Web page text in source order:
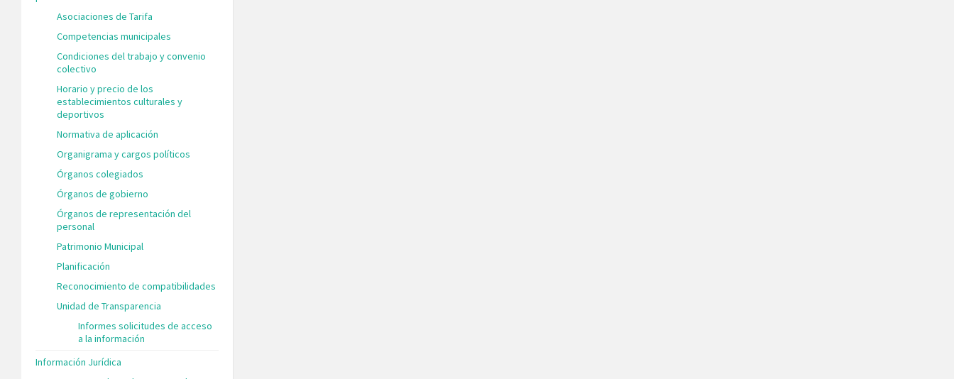
Asociaciones de Tarifa
Competencias municipales
Condiciones del trabajo y convenio
colectivo
Horario y precio de los
establecimientos culturales y
deportivos
Normativa de aplicación
Organigrama y cargos políticos
Órganos colegiados
Órganos de gobierno
Órganos de representación del
personal
Patrimonio Municipal
Planificación
Reconocimiento de compatibilidades
Unidad de Transparencia
Informes solicitudes de acceso
a la información
Información Jurídica